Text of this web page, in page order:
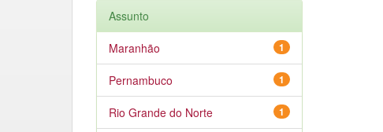
Assunto
1
Maranhão
1
Pernambuco
1
Rio Grande do Norte